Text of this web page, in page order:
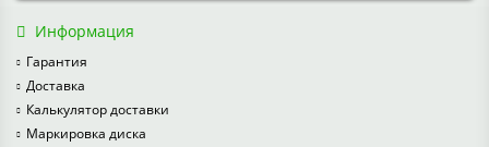
Информация
Гарантия
Доставка
Калькулятор доставки
Маркировка диска